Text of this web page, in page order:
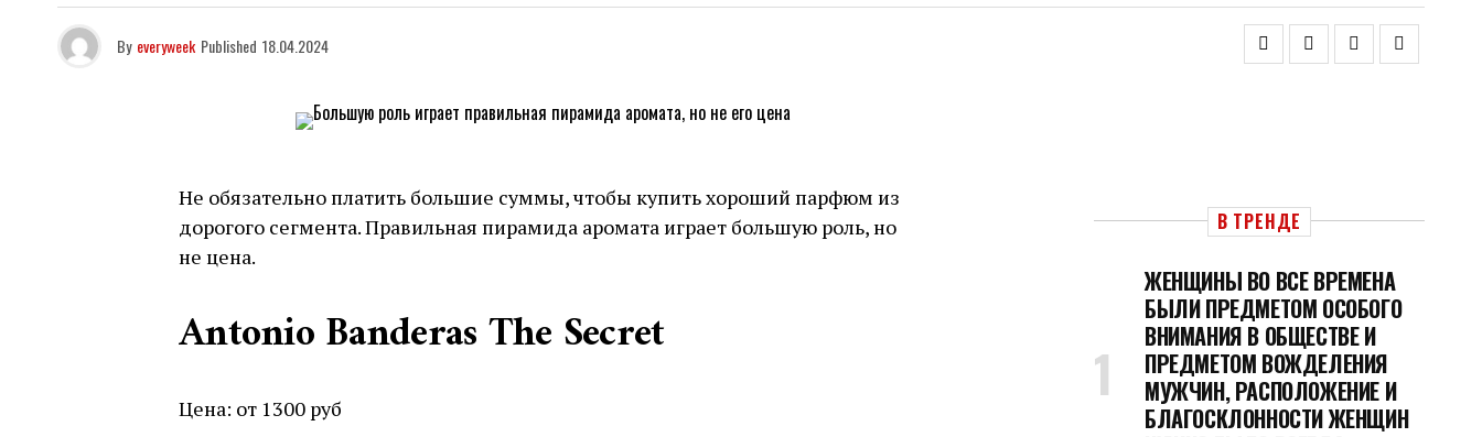
By everyweek Published 18.04.2024
Не обязательно платить большие суммы, чтобы купить хороший парфюм из
дорогого сегмента. Правильная пирамида аромата играет большую роль, но
не цена.
Antonio Banderas The Secret
Цена: от 1300 руб
В ТРЕНДЕ
ЖЕНЩИНЫ ВО ВСЕ ВРЕМЕНА
БЫЛИ ПРЕДМЕТОМ ОСОБОГО
ВНИМАНИЯ В ОБЩЕСТВЕ И
ПРЕДМЕТОМ ВОЖДЕЛЕНИЯ
МУЖЧИН, РАСПОЛОЖЕНИЕ И
БЛАГОСКЛОННОСТИ ЖЕНЩИН